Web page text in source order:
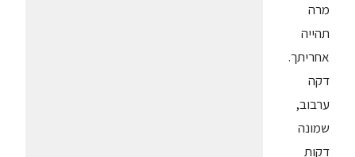
מרה
תהייה
אחריתך.
דקה
ערבוב,
שמונה
דקות